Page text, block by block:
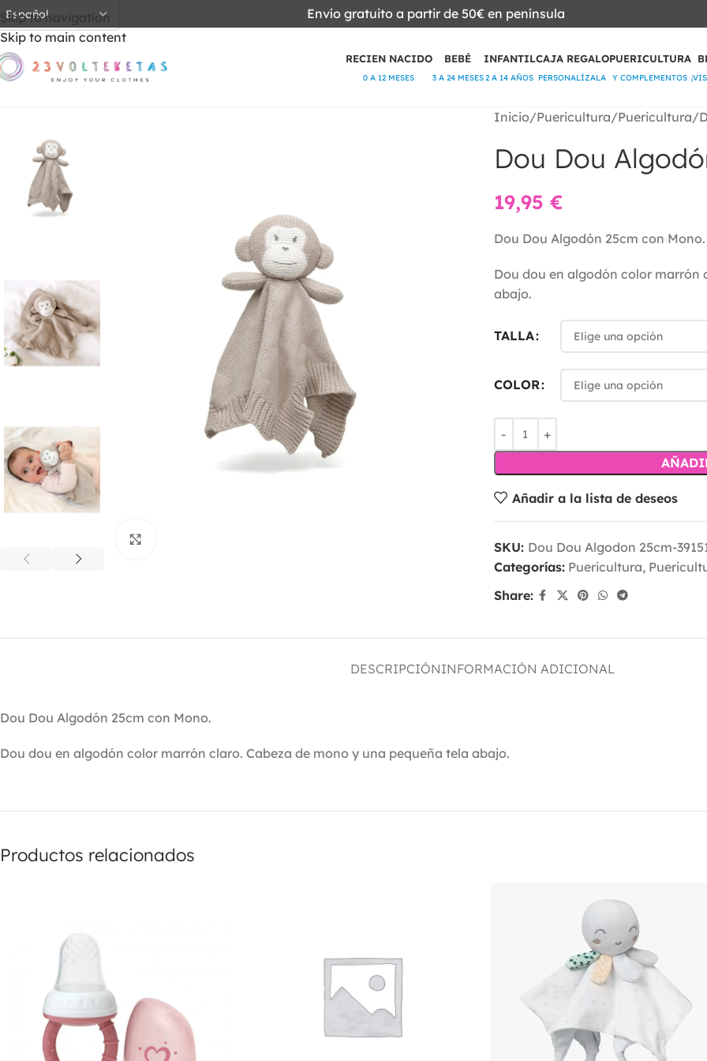
Skip to navigation
Skip to main content
Envío gratuito a partir de 50€ en península
RECIEN NACIDO
0 A 12 MESES
BEBÉ
3 A 24 MESES
INFANTIL
2 A 14 AÑOS
CAJA REGALO
PERSONALÍZALA
PUERICULTURA
Y COMPLEMENTOS
Inicio Puericultura Puericultura
Dou Dou
19,95 €
Dou Dou Algodón 25cm con Mono.
Dou dou en algodón color marrón
abajo.
TALLA
COLOR
Añadir a la lista de deseos
SKU: Dou Dou Algodon 25cm-
Categorías: Puericultura,
Share:
DESCRIPCIÓNINFORMACIÓN ADICIONAL
Dou Dou Algodón 25cm con Mono.
Dou dou en algodón color marrón claro. Cabeza de mono y una pequeña tela abajo.
Productos relacionados